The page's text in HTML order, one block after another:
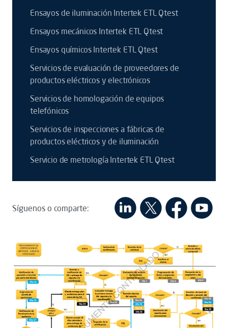
Ensayos de iluminación Intertek ETL Qtest
Ensayos mecánicos Intertek ETL Qtest
Ensayos químicos Intertek ETL Qtest
Servicios de evaluación de proveedores de
productos eléctricos y electrónicos
Servicios de homologación de equipos
telefónicos
Servicios de inspecciones a fábricas de
productos eléctricos y de iluminación
Servicio de metrología Intertek ETL Qtest
Síguenos o comparte: